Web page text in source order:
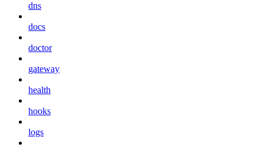
dns
docs
doctor
gateway
health
hooks
logs